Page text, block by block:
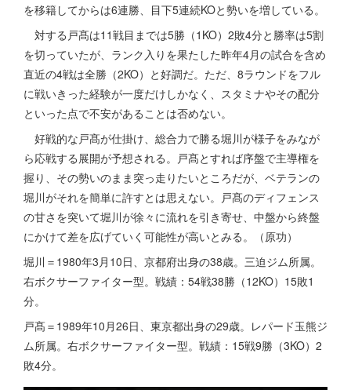
を移籍してからは6連勝、目下5連続KOと勢いを増している。
対する戸髙は11戦目までは5勝（1KO）2敗4分と勝率は5割
を切っていたが、ランク入りを果たした昨年4月の試合を含め
直近の4戦は全勝（2KO）と好調だ。ただ、8ラウンドをフル
に戦いきった経験が一度だけしかなく、スタミナやその配分
といった点で不安があることは否めない。
好戦的な戸髙が仕掛け、総合力で勝る堀川が様子をみなが
ら応戦する展開が予想される。戸髙とすれば序盤で主導権を
握り、その勢いのまま突っ走りたいところだが、ベテランの
堀川がそれを簡単に許すとは思えない。戸髙のディフェンス
の甘さを突いて堀川が徐々に流れを引き寄せ、中盤から終盤
にかけて差を広げていく可能性が高いとみる。（原功）
堀川＝1980年3月10日、京都府出身の38歳。三迫ジム所属。
右ボクサーファイター型。戦績：54戦38勝（12KO）15敗1
分。
戸髙＝1989年10月26日、東京都出身の29歳。レパード玉熊ジ
ム所属。右ボクサーファイター型。戦績：15戦9勝（3KO）2
敗4分。